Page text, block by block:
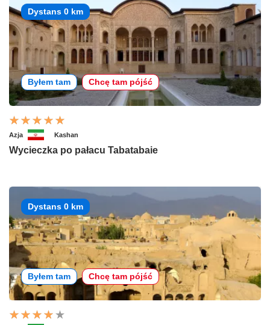
Dystans 0 km
Byłem tam Chcę tam pójść
Azja Kashan
Wycieczka po pałacu Tabatabaie
Dystans 0 km
Byłem tam Chcę tam pójść